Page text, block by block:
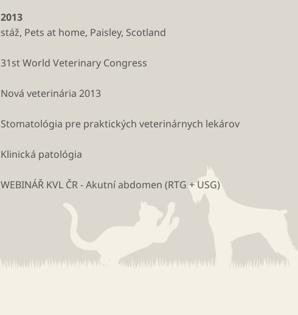
2013
stáž, Pets at home, Paisley, Scotland
31st World Veterinary Congress
Nová veterinária 2013
Stomatológia pre praktických veterinárnych lekárov
Klinická patológia
WEBINÁŘ KVL ČR - Akutní abdomen (RTG + USG)